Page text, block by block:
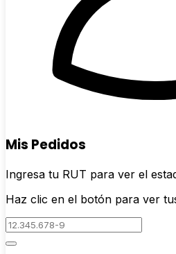
Mis Pedidos
Ingresa tu RUT para ver el
Haz clic en el botón para ver